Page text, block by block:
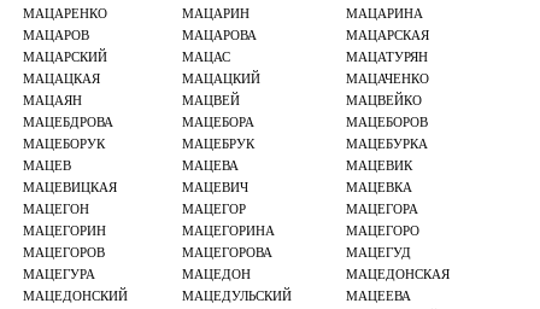
МАЦАРЕНКО
МАЦАРИН
МАЦАРИНА
МАЦАРОВ
МАЦАРОВА
МАЦАРСКАЯ
МАЦАРСКИЙ
МАЦАС
МАЦАТУРЯН
МАЦАЦКАЯ
МАЦАЦКИЙ
МАЦАЧЕНКО
МАЦАЯН
МАЦВЕЙ
МАЦВЕЙКО
МАЦЕБДРОВА
МАЦЕБОРА
МАЦЕБОРОВ
МАЦЕБОРУК
МАЦЕБРУК
МАЦЕБУРКА
МАЦЕВ
МАЦЕВА
МАЦЕВИК
МАЦЕВИЦКАЯ
МАЦЕВИЧ
МАЦЕВКА
МАЦЕГОН
МАЦЕГОР
МАЦЕГОРА
МАЦЕГОРИН
МАЦЕГОРИНА
МАЦЕГОРО
МАЦЕГОРОВ
МАЦЕГОРОВА
МАЦЕГУД
МАЦЕГУРА
МАЦЕДОН
МАЦЕДОНСКАЯ
МАЦЕДОНСКИЙ
МАЦЕДУЛЬСКИЙ
МАЦЕЕВА